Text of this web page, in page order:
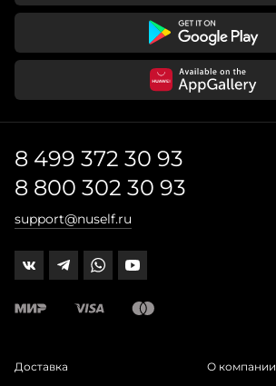
8 499 372 30 93
8 800 302 30 93
support@nuself.ru
Доставка О компании